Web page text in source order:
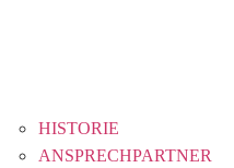
HISTORIE
ANSPRECHPARTNER